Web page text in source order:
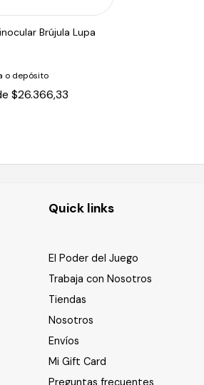
Brújula Lupa
o depósito
$26.366,33
Quick links
El Poder del Juego
Trabaja con Nosotros
Tiendas
Nosotros
Envíos
Mi Gift Card
Preguntas frecuentes